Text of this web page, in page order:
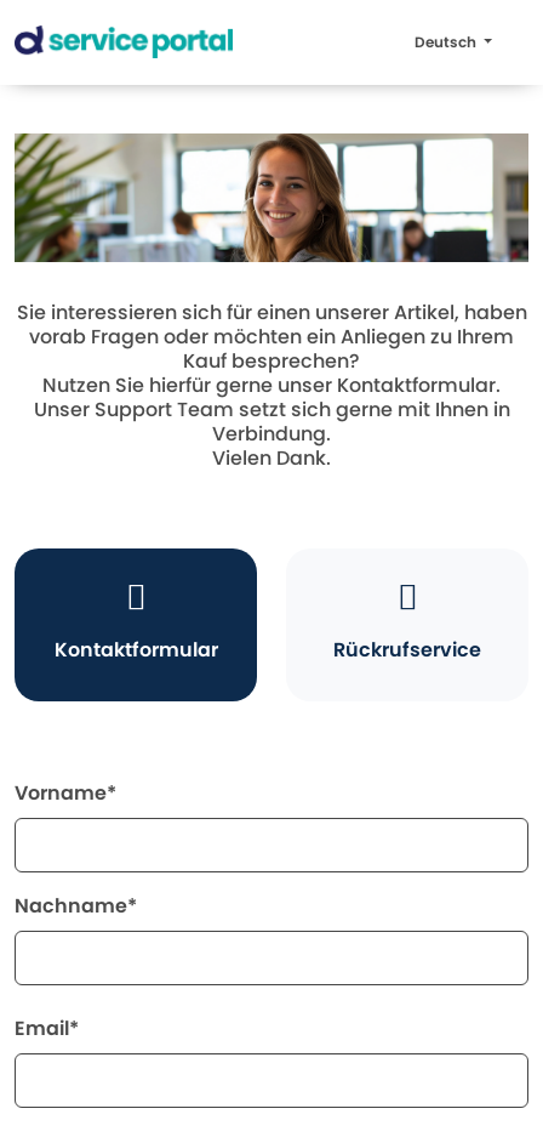
Deutsch
Sie interessieren sich für einen unserer Artikel, haben
vorab Fragen oder möchten ein Anliegen zu Ihrem
Kauf besprechen?
Nutzen Sie hierfür gerne unser Kontaktformular.
Unser Support Team setzt sich gerne mit Ihnen in
Verbindung.
Vielen Dank.
Kontaktformular Rückrufservice
Vorname*
Nachname*
Email*